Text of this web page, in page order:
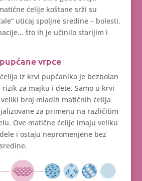
ćelije koštane srži su
uticaj spoljne sredine – bolesti,
što ih je učinilo starijim i
vrpce
iz krvi pupčanika je bezbolan
za majku i dete. Samo u krvi
broj mladih matičnih ćelija
za primenu na različitim
Ove matične ćelije imaju veliku
i ostaju nepromenjene bez